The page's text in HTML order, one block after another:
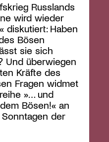
Russlands
wird wieder
diskutiert: Haben
Bösen
sie sich
Und überwiegen
Kräfte des
Fragen widmet
»… und
Bösen!« an
der